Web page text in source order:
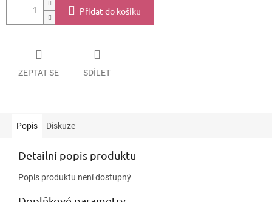
Přidat do košíku
ZEPTAT SE SDÍLET
Popis Diskuze
Detailní popis produktu
Popis produktu není dostupný